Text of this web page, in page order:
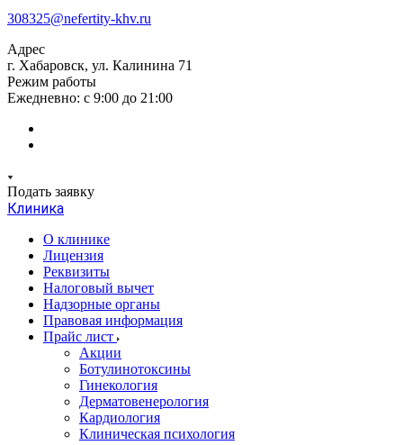
308325@nefertity-khv.ru
Адрес
г. Хабаровск, ул. Калинина 71
Режим работы
Ежедневно: с 9:00 до 21:00
Подать заявку
Клиника
О клинике
Лицензия
Реквизиты
Налоговый вычет
Надзорные органы
Правовая информация
Прайс лист
Акции
Ботулинотоксины
Гинекология
Дерматовенерология
Кардиология
Клиническая психология